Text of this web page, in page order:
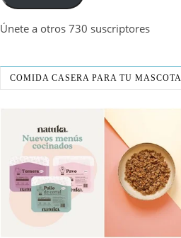
Únete a otros 730 suscriptores
COMIDA CASERA PARA TU MASCOTA